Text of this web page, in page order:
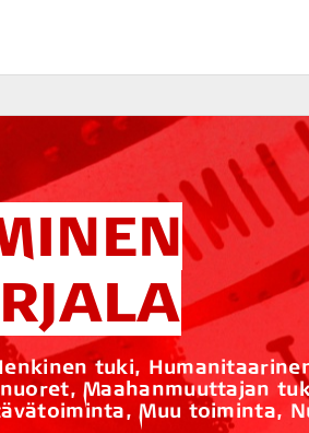
tuki,
Maahanmuuttajan
Muu toiminta,